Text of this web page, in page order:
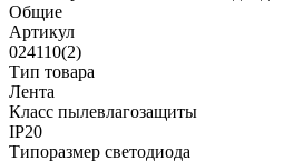
Общие
Артикул
024110(2)
Тип товара
Лента
Класс пылевлагозащиты
IP20
Типоразмер светодиода